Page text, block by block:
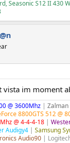
Seasonic S12 II 430
vista im moment
@ 3600Mhz | Zalman
8800GTS 512 @
@ 4-4-4-18 |
Audigy4 | Samsung
Audio90 |